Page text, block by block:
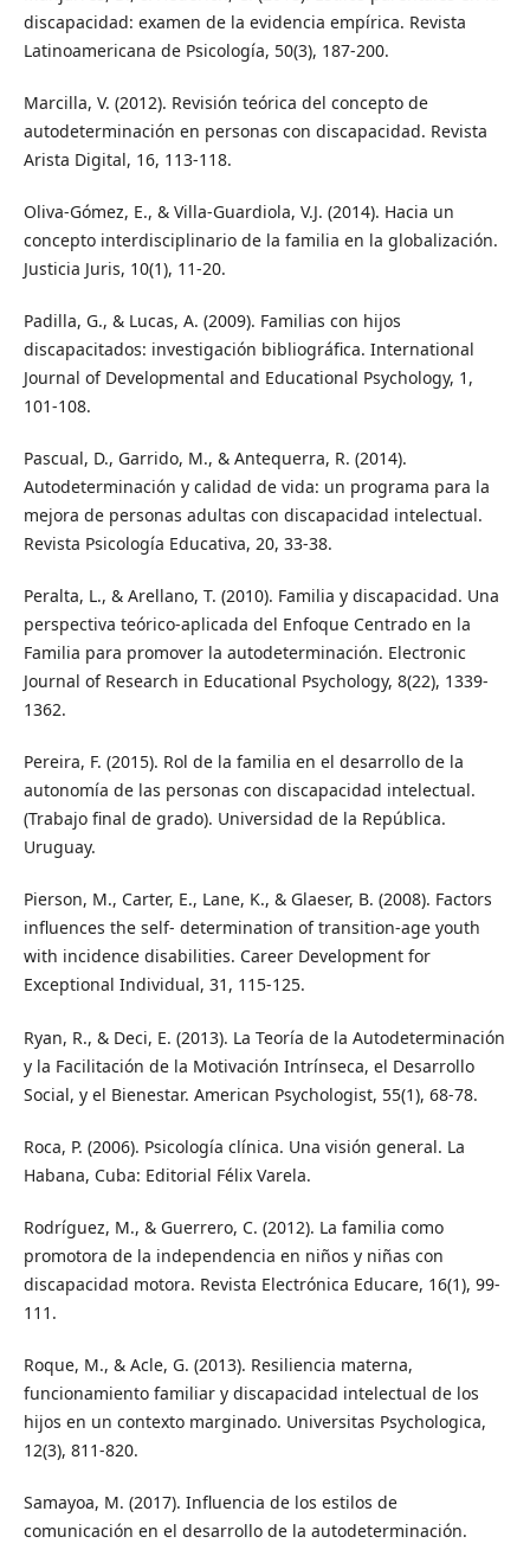
discapacidad: examen de la evidencia empírica. Revista
Latinoamericana de Psicología, 50(3), 187-200.
Marcilla, V. (2012). Revisión teórica del concepto de
autodeterminación en personas con discapacidad. Revista
Arista Digital, 16, 113-118.
Oliva-Gómez, E., & Villa-Guardiola, V.J. (2014). Hacia un
concepto interdisciplinario de la familia en la globalización.
Justicia Juris, 10(1), 11-20.
Padilla, G., & Lucas, A. (2009). Familias con hijos
discapacitados: investigación bibliográfica. International
Journal of Developmental and Educational Psychology, 1,
101-108.
Pascual, D., Garrido, M., & Antequerra, R. (2014).
Autodeterminación y calidad de vida: un programa para la
mejora de personas adultas con discapacidad intelectual.
Revista Psicología Educativa, 20, 33-38.
Peralta, L., & Arellano, T. (2010). Familia y discapacidad. Una
perspectiva teórico-aplicada del Enfoque Centrado en la
Familia para promover la autodeterminación. Electronic
Journal of Research in Educational Psychology, 8(22), 1339-
1362.
Pereira, F. (2015). Rol de la familia en el desarrollo de la
autonomía de las personas con discapacidad intelectual.
(Trabajo final de grado). Universidad de la República.
Uruguay.
Pierson, M., Carter, E., Lane, K., & Glaeser, B. (2008). Factors
influences the self- determination of transition-age youth
with incidence disabilities. Career Development for
Exceptional Individual, 31, 115-125.
Ryan, R., & Deci, E. (2013). La Teoría de la Autodeterminación
y la Facilitación de la Motivación Intrínseca, el Desarrollo
Social, y el Bienestar. American Psychologist, 55(1), 68-78.
Roca, P. (2006). Psicología clínica. Una visión general. La
Habana, Cuba: Editorial Félix Varela.
Rodríguez, M., & Guerrero, C. (2012). La familia como
promotora de la independencia en niños y niñas con
discapacidad motora. Revista Electrónica Educare, 16(1), 99-
111.
Roque, M., & Acle, G. (2013). Resiliencia materna,
funcionamiento familiar y discapacidad intelectual de los
hijos en un contexto marginado. Universitas Psychologica,
12(3), 811-820.
Samayoa, M. (2017). Influencia de los estilos de
comunicación en el desarrollo de la autodeterminación.